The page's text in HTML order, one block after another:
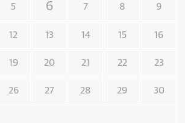
5 6 7 8 9
12 13 14 15 16
19 20 21 22 23
26 27 28 29 30